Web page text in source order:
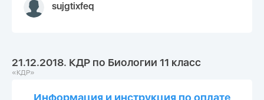
sujgtixfeq
21.12.2018. КДР по Биологии 11 класс
«КДР»
Информация и инструкция по оплате